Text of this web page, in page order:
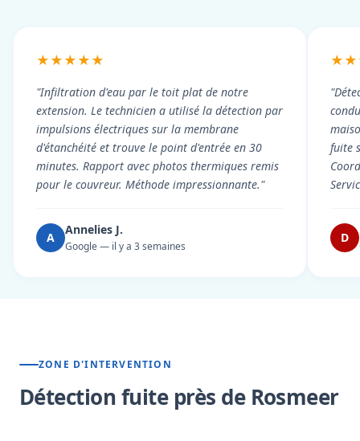
★★★★★
"Infiltration d'eau par le toit plat de notre
extension. Le technicien a utilisé la détection par
impulsions électriques sur la membrane
d'étanchéité et trouve le point d'entrée en 30
minutes. Rapport avec photos thermiques remis
pour le couvreur. Méthode impressionnante."
A
Annelies J.
Google — il y a 3 semaines
fuite
D
ZONE D'INTERVENTION
Détection fuite près de Rosmeer